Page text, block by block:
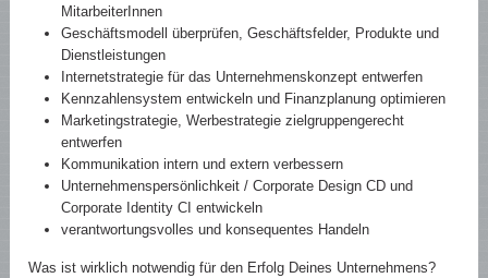
MitarbeiterInnen
Geschäftsmodell überprüfen, Geschäftsfelder, Produkte und
Dienstleistungen
Internetstrategie für das Unternehmenskonzept entwerfen
Kennzahlensystem entwickeln und Finanzplanung optimieren
Marketingstrategie, Werbestrategie zielgruppengerecht
entwerfen
Kommunikation intern und extern verbessern
Unternehmenspersönlichkeit / Corporate Design CD und
Corporate Identity CI entwickeln
verantwortungsvolles und konsequentes Handeln
Was ist wirklich notwendig für den Erfolg Deines Unternehmens?